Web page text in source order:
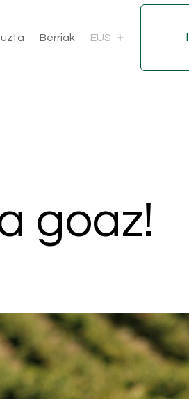
uzta Berriak EUS
goaz!